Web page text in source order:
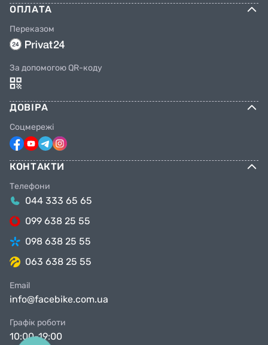
ОПЛАТА
Переказом
За допомогою QR-коду
ДОВІРА
Соцмережі
КОНТАКТИ
Телефони
044 333 65 65
099 638 25 55
098 638 25 55
063 638 25 55
Email
info@facebike.com.ua
Графік роботи
10:00-19:00